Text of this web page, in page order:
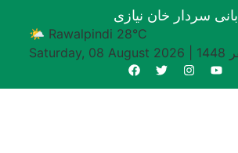
بانی سردار خان نیازی
🌤 Rawalpindi 28°C
Saturday, 08 August 2026